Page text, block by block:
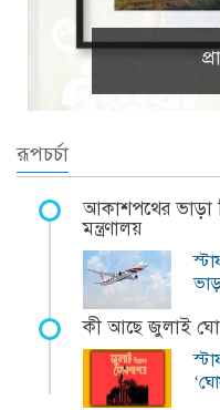
রূপচর্চা
আকাশপথের ভাড়া
মন্ত্রণালয়
কী আছে জুলাই